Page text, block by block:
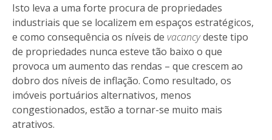
Isto leva a uma forte procura de propriedades
industriais que se localizem em espaços estratégicos,
e como consequência os níveis de vacancydeste tipo
de propriedades nunca esteve tão baixo o que
provoca um aumento das rendas – que crescem ao
dobro dos níveis de inflação. Como resultado, os
imóveis portuários alternativos, menos
congestionados, estão a tornar-se muito mais
atrativos.